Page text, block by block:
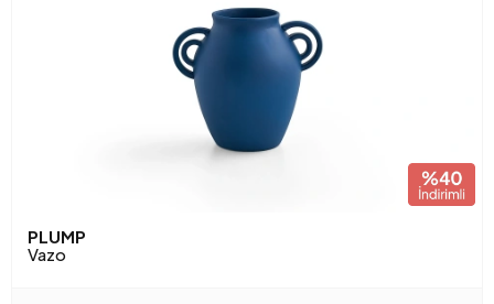
PLUMP
Vazo